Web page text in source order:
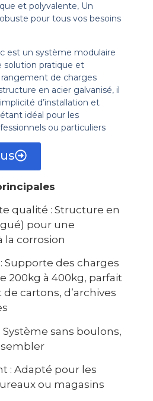
et polyvalente, Un
pour tous vos besoins
est un système modulaire
solution pratique et
de charges
en acier galvanisé, il
d’installation et
idéal pour les
ou particuliers
qualité : Structure en
pour une
la corrosion
Supporte des charges
200kg à 400kg, parfait
cartons, d’archives
sans boulons,
: Adapté pour les
ou magasins